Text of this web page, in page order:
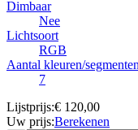
Dimbaar
Nee
Lichtsoort
RGB
Aantal kleuren/segmenten
7
Lijstprijs:€ 120,00
Uw prijs:Berekenen